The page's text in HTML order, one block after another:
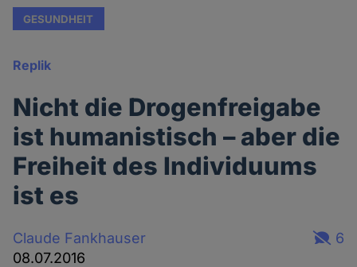
GESUNDHEIT
Replik
Nicht die Drogenfreigabe
ist humanistisch – aber die
Freiheit des Individuums
ist es
Claude Fankhauser
08.07.2016
6